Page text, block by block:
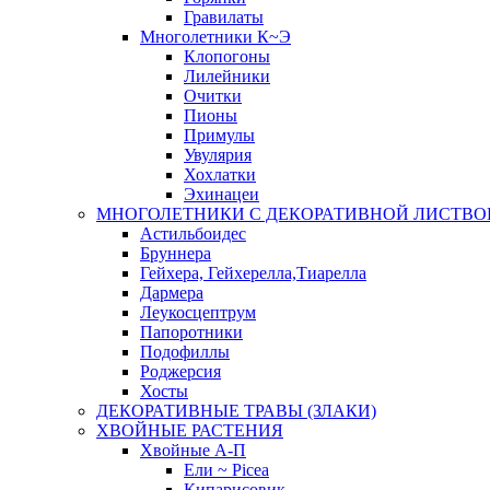
Гравилаты
Многолетники К~Э
Клопогоны
Лилейники
Очитки
Пионы
Примулы
Увулярия
Хохлатки
Эхинацеи
МНОГОЛЕТНИКИ С ДЕКОРАТИВНОЙ
Астильбоидес
Бруннера
Гейхера, Гейхерелла,Тиарелла
Дармера
Леукосцептрум
Папоротники
Подофиллы
Роджерсия
Хосты
ДЕКОРАТИВНЫЕ ТРАВЫ (ЗЛАКИ)
ХВОЙНЫЕ РАСТЕНИЯ
Хвойные А-П
Ели ~ Picea